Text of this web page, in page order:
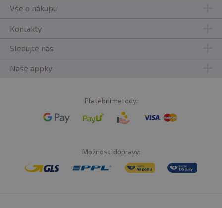
Vše o nákupu
Kontakty
Sledujte nás
Naše appky
Platební metody:
Možnosti dopravy: